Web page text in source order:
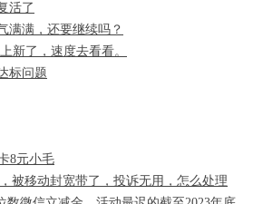
活了
满满，还要继续吗？
新了，速度去看看。
标问题
8元小毛
被移动封宽带了，投诉无用，怎么处理